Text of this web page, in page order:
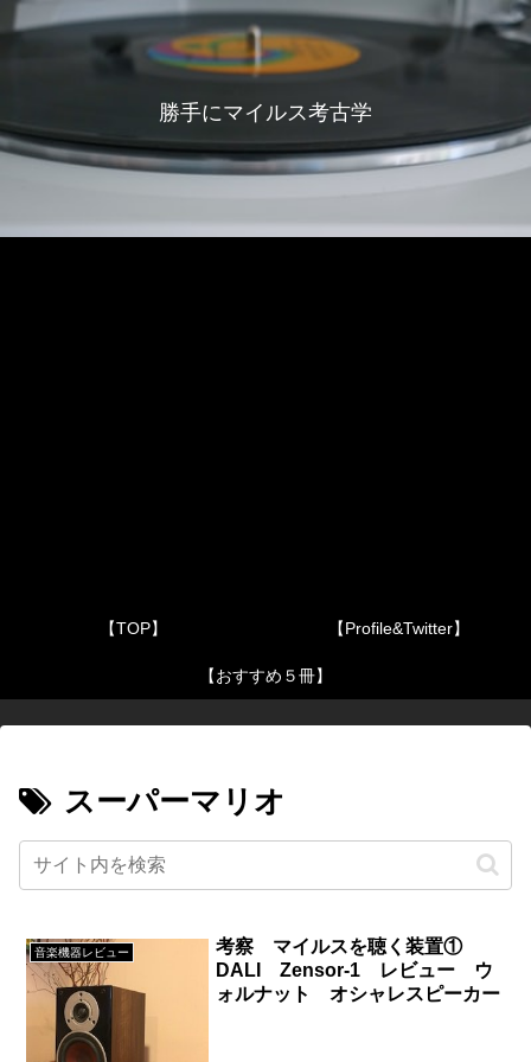
勝手にマイルス考古学
【TOP】 【Profile&Twitter】
【おすすめ５冊】
スーパーマリオ
音楽機器レビュー
考察 マイルスを聴く装置①
DALI Zensor-1 レビュー ウ
ォルナット オシャレスピーカー